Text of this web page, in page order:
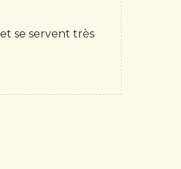
se servent très